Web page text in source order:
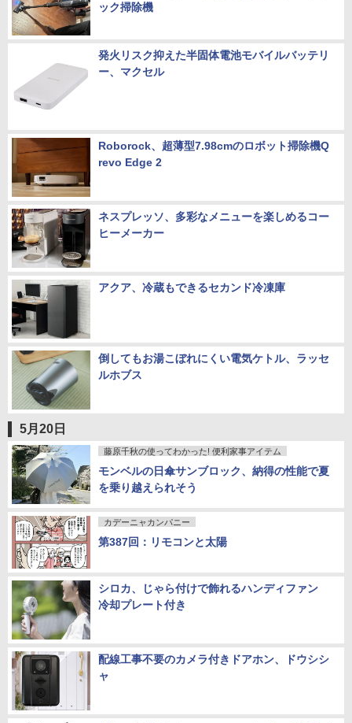
ック掃除機
発火リスク抑えた半固体電池モバイルバッテリ
ー、マクセル
Roborock、超薄型7.98cmのロボット掃除機Q
revo Edge 2
ネスプレッソ、多彩なメニューを楽しめるコー
ヒーメーカー
アクア、冷蔵もできるセカンド冷凍庫
倒してもお湯こぼれにくい電気ケトル、ラッセ
ルホブス
5月20日
藤原千秋の使ってわかった! 便利家事アイテム
モンベルの日傘サンブロック、納得の性能で夏
を乗り越えられそう
カデーニャカンパニー
第387回：リモコンと太陽
シロカ、じゃら付けで飾れるハンディファン
冷却プレート付き
配線工事不要のカメラ付きドアホン、ドウシシ
ャ